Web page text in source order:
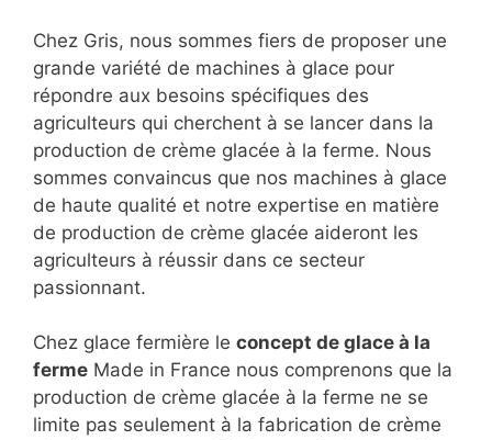
Chez Gris, nous sommes fiers de proposer une
grande variété de machines à glace pour
répondre aux besoins spécifiques des
agriculteurs qui cherchent à se lancer dans la
production de crème glacée à la ferme. Nous
sommes convaincus que nos machines à glace
de haute qualité et notre expertise en matière
de production de crème glacée aideront les
agriculteurs à réussir dans ce secteur
passionnant.
Chez glace fermière le concept de glace à la
ferme Made in France nous comprenons que la
production de crème glacée à la ferme ne se
limite pas seulement à la fabrication de crème